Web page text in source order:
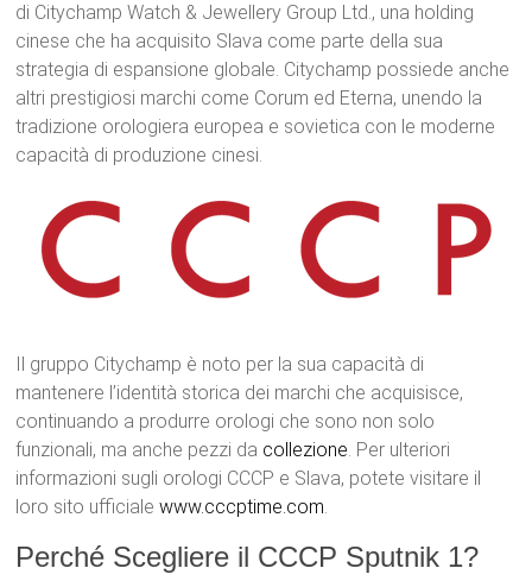
di Citychamp Watch & Jewellery Group Ltd., una holding
cinese che ha acquisito Slava come parte della sua
strategia di espansione globale. Citychamp possiede anche
altri prestigiosi marchi come Corum ed Eterna, unendo la
tradizione orologiera europea e sovietica con le moderne
capacità di produzione cinesi.
Il gruppo Citychamp è noto per la sua capacità di
mantenere l’identità storica dei marchi che acquisisce,
continuando a produrre orologi che sono non solo
funzionali, ma anche pezzi da collezione. Per ulteriori
informazioni sugli orologi CCCP e Slava, potete visitare il
loro sito ufficialewww.cccptime.com.
Perché Scegliere il CCCP Sputnik 1?